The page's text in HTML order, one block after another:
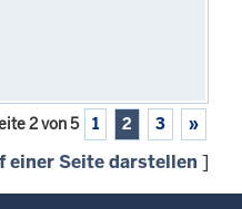
2 von 5 1 2 3 »
einer Seite darstellen ]